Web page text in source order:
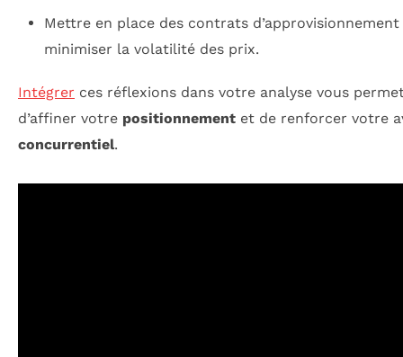
Mettre en place des contrats
minimiser la volatilité des prix.
Intégrer ces réflexions dans votre analyse vous
d’affiner votre positionnement et de renforcer votre
concurrentiel.